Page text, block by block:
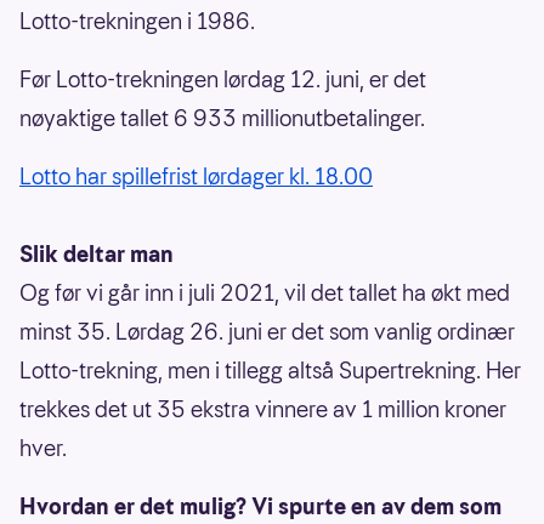
Lotto-trekningen i 1986.
Før Lotto-trekningen lørdag 12. juni, er det
nøyaktige tallet 6 933 millionutbetalinger.
Lotto har spillefrist lørdager kl. 18.00
Slik deltar man
Og før vi går inn i juli 2021, vil det tallet ha økt med
minst 35. Lørdag 26. juni er det som vanlig ordinær
Lotto-trekning, men i tillegg altså Supertrekning. Her
trekkes det ut 35 ekstra vinnere av 1 million kroner
hver.
Hvordan er det mulig? Vi spurte en av dem som